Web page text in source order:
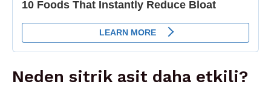
Neden sitrik asit daha etkili?